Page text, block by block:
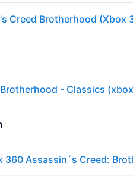
Creed Brotherhood (Xbox